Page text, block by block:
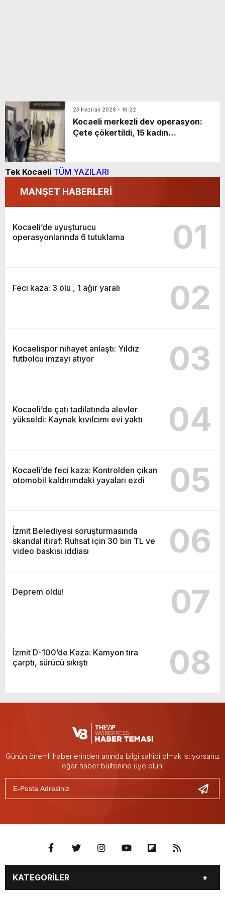
23 Haziran 2026 - 16:22
Kocaeli merkezli dev operasyon:
Çete çökertildi, 15 kadın
Tek Kocaeli TÜM YAZILARI
MANŞET HABERLERİ
Kocaeli’de uyuşturucu
operasyonlarında 6 tutuklama
01
Feci kaza: 3 ölü , 1 ağır yaralı 02
Kocaelispor nihayet anlaştı: Yıldız
futbolcu imzayı atıyor
03
Kocaeli’de çatı tadilatında alevler
yükseldi: Kaynak kıvılcımı evi yaktı
04
Kocaeli’de feci kaza: Kontrolden çıkan
otomobil kaldırımdaki yayaları ezdi
05
İzmit Belediyesi soruşturmasında
skandal itiraf: Ruhsat için 30 bin TL ve
video baskısı iddiası
06
Deprem oldu! 07
İzmit D-100’de Kaza: Kamyon tıra
çarptı, sürücü sıkıştı
08
Günün önemli haberlerinden anında bilgi sahibi olmak istiyorsanız
eğer haber bültenine üye olun.
KATEGORİLER